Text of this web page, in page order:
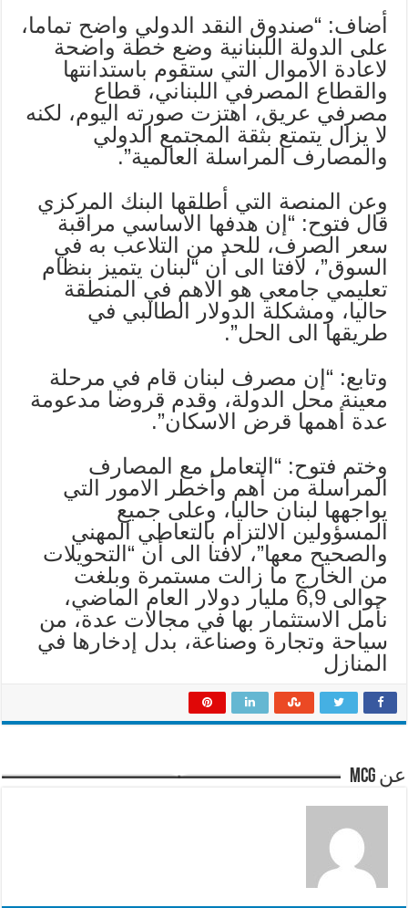
أضاف: “صندوق النقد الدولي واضح تماما،
على الدولة اللبنانية وضع خطة واضحة
لاعادة الاموال التي ستقوم باستدانتها
والقطاع المصرفي اللبناني، قطاع
مصرفي عريق، اهتزت صورته اليوم، لكنه
لا يزال يتمتع بثقة المجتمع الدولي
والمصارف المراسلة العالمية”.
وعن المنصة التي أطلقها البنك المركزي
قال فتوح: “إن هدفها الاساسي مراقبة
سعر الصرف، للحد من التلاعب به في
السوق”، لافتا الى أن “لبنان يتميز بنظام
تعليمي جامعي هو الاهم في المنطقة
حاليا، ومشكلة الدولار الطالبي في
طريقها الى الحل”.
وتابع: “إن مصرف لبنان قام في مرحلة
معينة محل الدولة، وقدم قروضا مدعومة
عدة أهمها قرض الاسكان”.
وختم فتوح: “التعامل مع المصارف
المراسلة من أهم وأخطر الامور التي
يواجهها لبنان حاليا، وعلى جميع
المسؤولين الالتزام بالتعاطي المهني
والصحيح معها”، لافتا الى أن “التحويلات
من الخارج ما زالت مستمرة وبلغت
حوالى 6,9 مليار دولار العام الماضي،
نأمل الاستثمار بها في مجالات عدة، من
سياحة وتجارة وصناعة، بدل إدخارها في
المنازل
عن mcg